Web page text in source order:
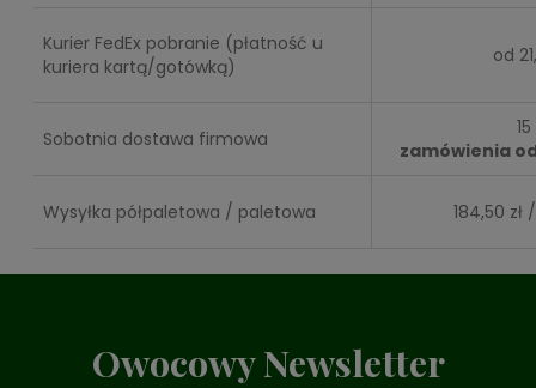
Kurier FedEx pobranie (płatność u
kuriera kartą/gotówką)
od
Sobotnia dostawa firmowa
zamówienia od
Wysyłka półpaletowa / paletowa 184,50 zł
Owocowy Newsletter